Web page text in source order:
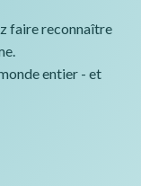
faire reconnaître
entier - et